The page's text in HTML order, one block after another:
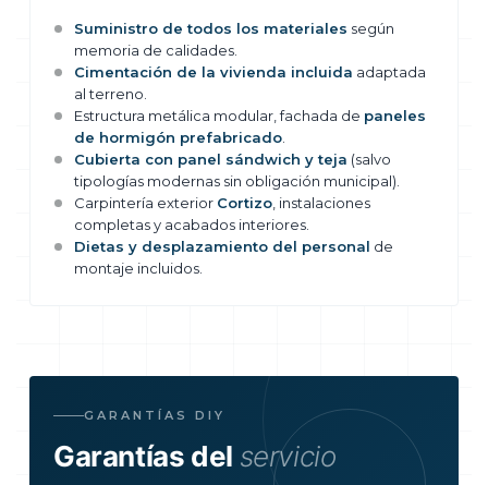
Suministro de todos los materiales según
memoria de calidades.
Cimentación de la vivienda incluida adaptada
al terreno.
Estructura metálica modular, fachada de paneles
de hormigón prefabricado
Cubierta con panel sándwich y teja (salvo
tipologías modernas sin obligación municipal).
Carpintería exterior Cortizo , instalaciones
completas y acabados interiores.
Dietas y desplazamiento del personal de
montaje incluidos.
GARANTÍAS DIY
Garantías del servicio